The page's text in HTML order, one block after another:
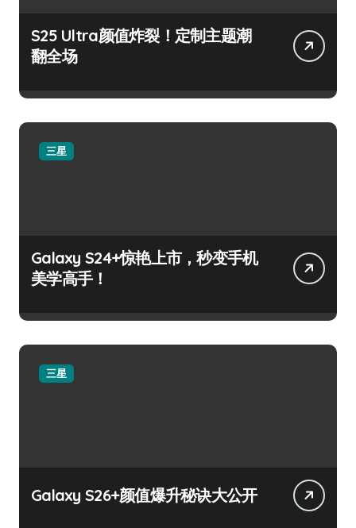
S25 Ultra颜值炸裂！定制主题潮
翻全场
三星
Galaxy S24+惊艳上市，秒变手机
美学高手！
三星
Galaxy S26+颜值爆升秘诀大公开